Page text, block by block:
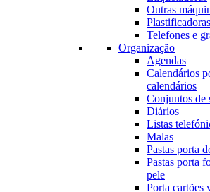
Outras
Plastificadoras
Telefones e
Organização
Agendas
Calendários
calendários
Conjuntos de
Diários
Listas
Malas
Pastas porta
Pastas porta
pele
Porta cartões